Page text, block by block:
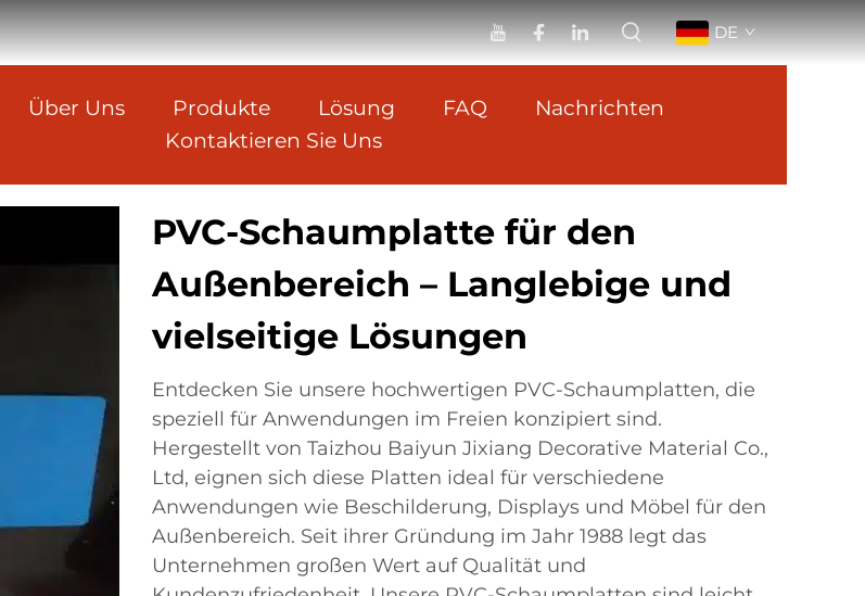
DE
Über Uns Produkte Lösung FAQ
Nachrichten
Kontaktieren Sie Uns
PVC-Schaumplatte für den
Außenbereich – Langlebige und
vielseitige Lösungen
Entdecken Sie unsere hochwertigen PVC-Schaumplatten, die
speziell für Anwendungen im Freien konzipiert sind.
Hergestellt von Taizhou Baiyun Jixiang Decorative Material Co.,
Ltd, eignen sich diese Platten ideal für verschiedene
Anwendungen wie Beschilderung, Displays und Möbel für den
Außenbereich. Seit ihrer Gründung im Jahr 1988 legt das
Unternehmen großen Wert auf Qualität und